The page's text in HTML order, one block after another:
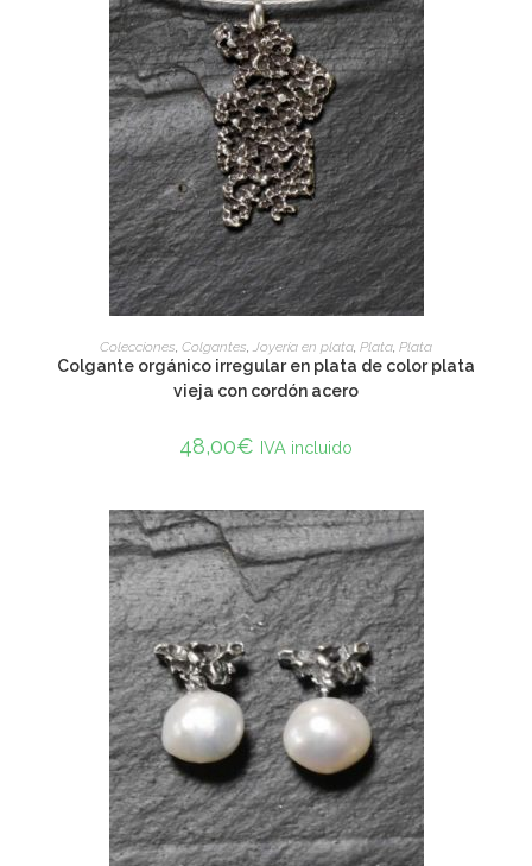
ADD TO CART
Colecciones, Colgantes, Joyería en plata, Plata, Plata
Colgante orgánico irregular en plata de color plata
vieja con cordón acero
48,00€ IVA incluido